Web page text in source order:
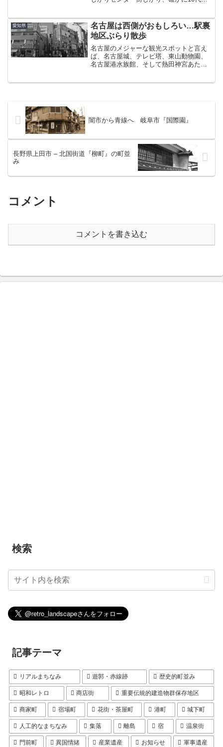
は相応の理由がある。それは「若者の
街」の原点、百軒...
愛知県
名古屋は西側がおもしろい…駅裏
地区ぶらり散歩
名古屋のメジャーな観光スポットと言え
ば、名古屋城、テレビ塔、東山動物園、
名古屋港水族館、そして熱田神宮あたり
闇市から青線へ 岐阜市『国際園』
長野県上田市 – 北国街道『柳町』の町並
み
コメント
コメントを書き込む
検索
記事テーマ
リアルまちなみ 遊郭・赤線跡 歴史的町並み
昭和レトロ 商店街 重要伝統的建造物群保存地区
商家町 宿場町 花街・茶屋町 港町 城下町
人工的なまちなみ 集落 離島 宿 温泉街
門前町 異国情緒 産業遺産 お知らせ 軍事遺産